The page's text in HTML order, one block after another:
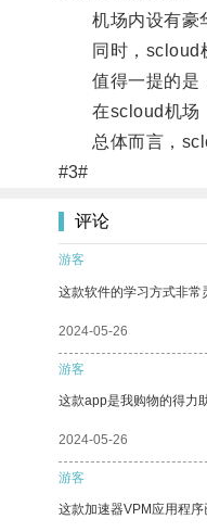
机场内设有豪华
同时，scloud机
值得一提的是，
在scloud机场，
总体而言，
#3#
评论
游客
这款软件的学习方式非常
2024-05-26
游客
这款app是我购物的得力
2024-05-26
游客
这款加速器VPM应用程序